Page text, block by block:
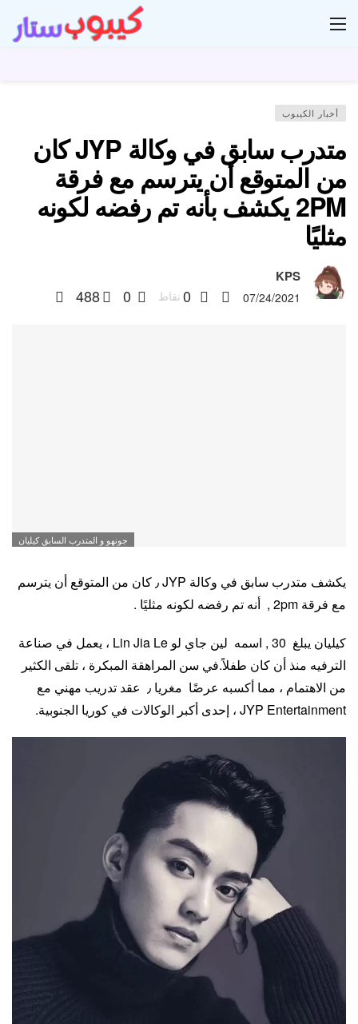
أخبار الكيبوب
متدرب سابق في وكالة JYP كان
من المتوقع أن يترسم مع فرقة
2PM يكشف بأنه تم رفضه لكونه
مثليًا
KPS
07/24/2021
0 نقاط 0
488
جونهو و المتدرب السابق كيليان
يكشف متدرب سابق في وكالة JYP ٫ كان من المتوقع أن يترسم
مع فرقة 2pm , أنه تم رفضه لكونه مثليًا .
كيليان يبلغ 30 , اسمه لين جاي لو Lin Jia Le ، يعمل في صناعة
الترفيه منذ أن كان طفلاً.في سن المراهقة المبكرة ، تلقى الكثير
من الاهتمام ، مما أكسبه عرضًا مغريا ٫ عقد تدريب مهني مع
JYP Entertainment ، إحدى أكبر الوكالات في كوريا الجنوبية.